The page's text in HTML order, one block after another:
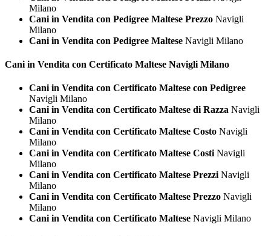
Milano
Cani in Vendita con Pedigree Maltese Prezzo Navigli
Milano
Cani in Vendita con Pedigree Maltese Navigli Milano
Cani in Vendita con Certificato Maltese Navigli Milano
Cani in Vendita con Certificato Maltese con Pedigree
Navigli Milano
Cani in Vendita con Certificato Maltese di Razza Navigli
Milano
Cani in Vendita con Certificato Maltese Costo Navigli
Milano
Cani in Vendita con Certificato Maltese CostiNavigli
Milano
Cani in Vendita con Certificato Maltese PrezziNavigli
Milano
Cani in Vendita con Certificato Maltese Prezzo Navigli
Milano
Cani in Vendita con Certificato Maltese Navigli Milano